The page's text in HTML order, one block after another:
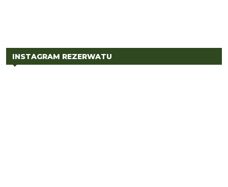
INSTAGRAM REZERWATU